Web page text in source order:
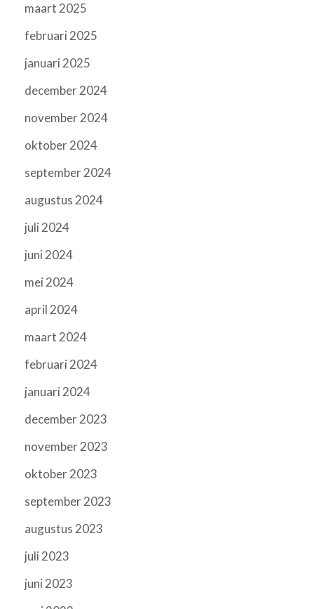
maart 2025
februari 2025
januari 2025
december 2024
november 2024
oktober 2024
september 2024
augustus 2024
juli 2024
juni 2024
mei 2024
april 2024
maart 2024
februari 2024
januari 2024
december 2023
november 2023
oktober 2023
september 2023
augustus 2023
juli 2023
juni 2023